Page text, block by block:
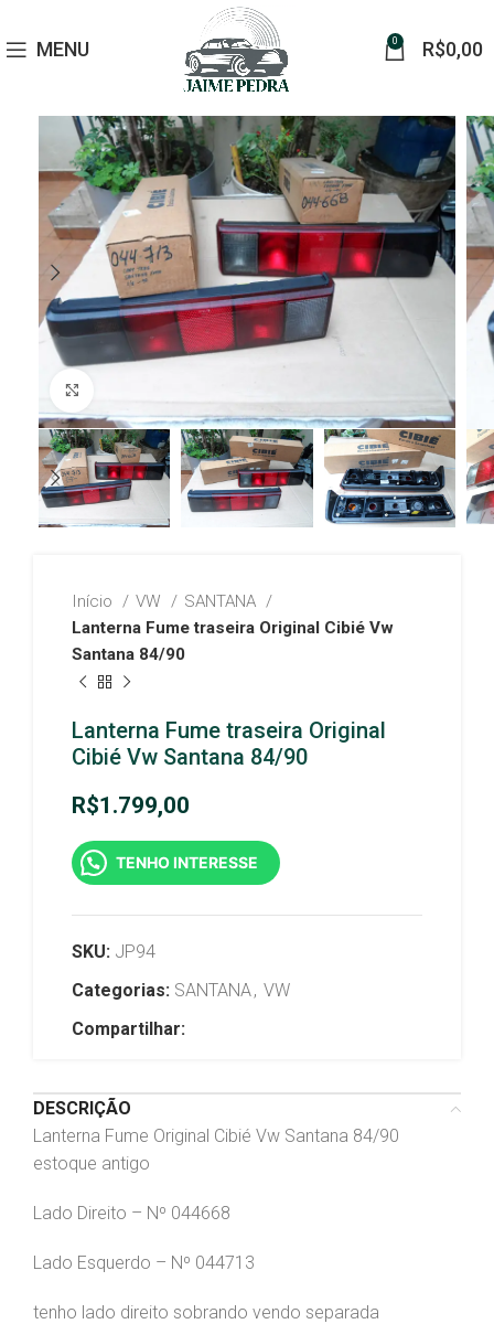
MENU 0 R$0,00
Início VW
SANTANA
Lanterna Fume traseira Original Cibié Vw
Santana 84/90
Lanterna Fume traseira Original
Cibié Vw Santana 84/90
R$1.799,00
TENHO INTERESSE
SKU: JP94
Categorias: SANTANA, VW
Compartilhar:
DESCRIÇÃO
Lanterna Fume Original Cibié Vw Santana 84/90
estoque antigo
Lado Direito – Nº 044668
Lado Esquerdo – Nº 044713
tenho lado direito sobrando vendo separada